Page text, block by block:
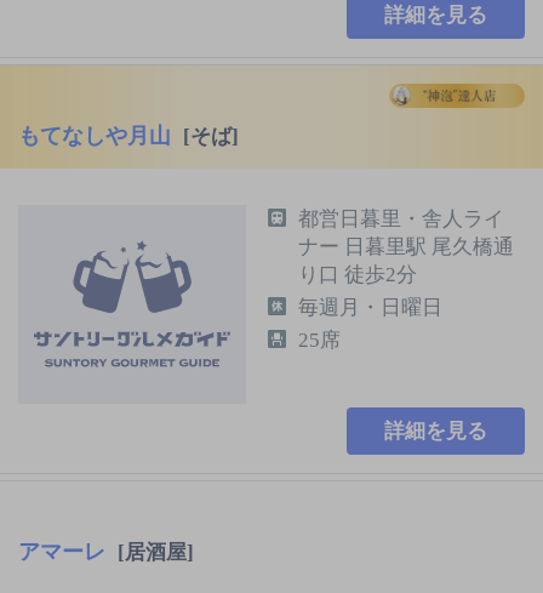
詳細を見る
もてなしや月山 [そば]
都営日暮里・舎人ライ
ナー 日暮里駅 尾久橋通
り口 徒歩2分
毎週月・日曜日
25席
詳細を見る
アマーレ [居酒屋]